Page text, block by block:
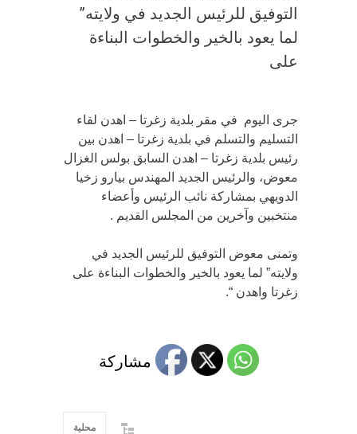
التوفيق للرئيس الجديد في ولايته”
لما يعود بالخير والخطوات البناءة
على
جرى اليوم في مقر بلدية زغرتا – اهدن لقاء
التسليم والتسلم في بلدية زغرتا – اهدن بين
رئيس بلدية زغرتا – اهدن السابق بولس الغزال
معوض، والرئيس الجديد المهندس بيارو زخيا
الدويهي بمشاركة نائب الرئيس وأعضاء
منتخبين وآخرين من المجلس القديم .
وتمنى معوض التوفيق للرئيس الجديد في
ولايته” لما يعود بالخير والخطوات البناءة على
زغرتا واهدن “.
مشاركة
محلية